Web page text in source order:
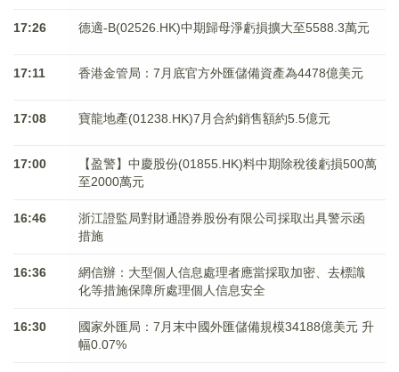
17:26 德適-B(02526.HK)中期歸母淨虧損擴大至5588.3萬元
17:11 香港金管局：7月底官方外匯儲備資產為4478億美元
17:08 寶龍地產(01238.HK)7月合約銷售額約5.5億元
17:00
【盈警】中慶股份(01855.HK)料中期除稅後虧損500萬
至2000萬元
16:46
浙江證監局對財通證券股份有限公司採取出具警示函
措施
16:36
網信辦：大型個人信息處理者應當採取加密、去標識
化等措施保障所處理個人信息安全
16:30
國家外匯局：7月末中國外匯儲備規模34188億美元 升
幅0.07%